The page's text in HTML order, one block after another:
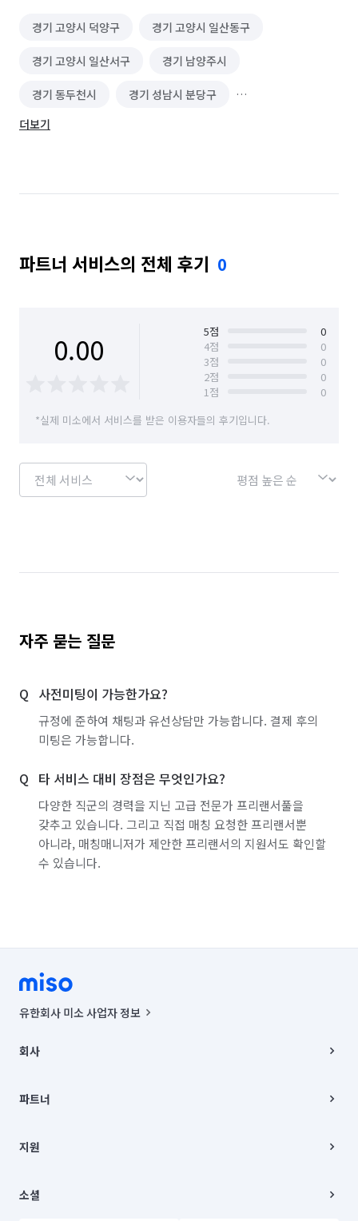
경기 고양시 덕양구 경기 고양시 일산동구
경기 고양시 일산서구 경기 남양주시
경기 동두천시 경기 성남시 분당구
경기 성남시 수정구
경기 하남시 서울 강남구 서울 강동구
서울 광진구 서울 구로구 서울 금천구
서울 서대문구
서울 서초구 서울 성북구
서울 영등포구
서울 용산구 서울 은평구 서울 종로구
서울 중구 서울 중랑구
경기 부천시 원미구
더보기
파트너 서비스의 전체 후기 0
0.00 5점
0
4점
0
3점
0
2점
0
1점
0
*실제 미소에서 서비스를 받은 이용자들의 후기입니다.
자주 묻는 질문
사전미팅이 가능한가요?
규정에 준하여 채팅과 유선상담만 가능합니다. 결제 후의
미팅은 가능합니다.
타 서비스 대비 장점은 무엇인가요?
다양한 직군의 경력을 지닌 고급 전문가 프리랜서풀을
갖추고 있습니다. 그리고 직접 매칭 요청한 프리랜서뿐
아니라, 매칭매니저가 제안한 프리랜서의 지원서도 확인할
수 있습니다.
유한회사 미소 사업자 정보
00019 |
주소 | 본사: 서울특별시 종로구 율곡로 6(중학동, 트윈트리빌딩) B동 5층
컨택센터 : 서울특별시 종로구 수송동 율곡로 24, 7층, 8층 미소
상품, 상품정보, 거래에 관한 의무와 책임은 거래당사자에게 있습니다.
언론 보도 관련 문의:
© 유한회사 미소. Miso, Inc. All Rights Reserved.
회사
채용
파트너
이사
지원
이용약관
소셜